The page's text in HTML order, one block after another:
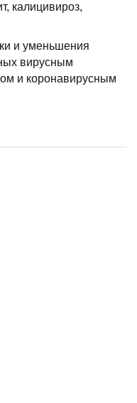
калицивироз,
и уменьшения
вирусным
и коронавирусным